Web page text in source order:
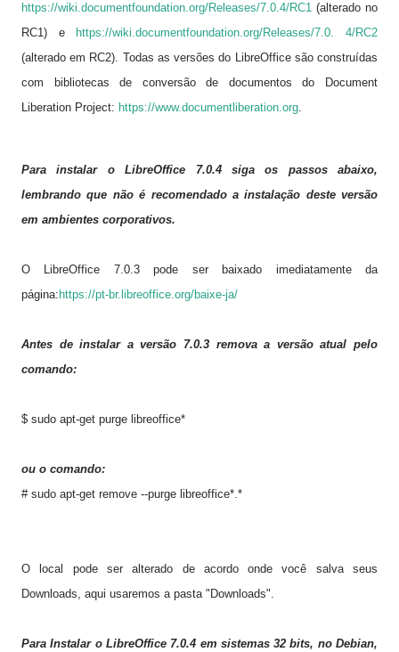
https://wiki.documentfoundation.org/Releases/7.0.4/RC1 (alterado no
RC1) e
https://wiki.documentfoundation.org/Releases/7.0. 4/RC2
(alterado em RC2). Todas as versões do LibreOffice são construídas
com bibliotecas de conversão de documentos do Document
Liberation Project: https://www.documentliberation.org.
Para instalar o LibreOffice 7.0.4 siga os passos abaixo,
lembrando que não é recomendado a instalação deste versão
em ambientes corporativos.
O LibreOffice 7.0.3
pode ser baixado imediatamente da
página: https://pt-br.libreoffice.org/baixe-ja/
Antes de instalar a versão 7.0.3 remova a versão atual pelo
comando:
$ sudo apt-get purge libreoffice*
ou o comando:
# sudo apt-get remove --purge libreoffice*.*
O local pode ser alterado de acordo onde você salva seus
Downloads, aqui usaremos a pasta "Downloads".
Para Instalar o LibreOffice 7.0.4 em sistemas 32 bits, no Debian,